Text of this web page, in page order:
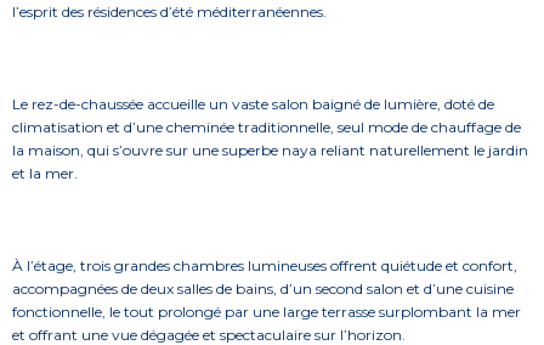
l’esprit des résidences d’été méditerranéennes.
Le rez-de-chaussée accueille un vaste salon baigné de lumière, doté de
climatisation et d’une cheminée traditionnelle, seul mode de chauffage de
la maison, qui s’ouvre sur une superbe naya reliant naturellement le jardin
et la mer.
À l’étage, trois grandes chambres lumineuses offrent quiétude et confort,
accompagnées de deux salles de bains, d’un second salon et d’une cuisine
fonctionnelle, le tout prolongé par une large terrasse surplombant la mer
et offrant une vue dégagée et spectaculaire sur l’horizon.